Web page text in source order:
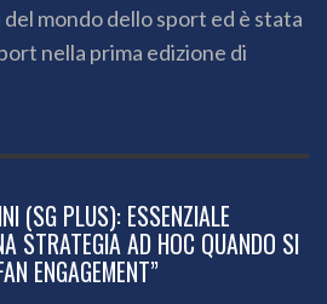
mondo dello sport ed è stata
nella prima edizione di
(SG PLUS): ESSENZIALE
STRATEGIA AD HOC QUANDO SI
ENGAGEMENT”